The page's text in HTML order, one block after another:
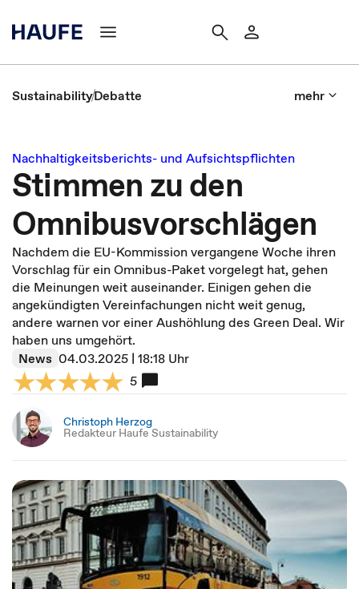
SustainabilityDebatte mehr
Nachhaltigkeitsberichts- und Aufsichtspflichten
Stimmen zu den
Omnibusvorschlägen
Nachdem die EU-Kommission vergangene Woche ihren
Vorschlag für ein Omnibus-Paket vorgelegt hat, gehen
die Meinungen weit auseinander. Einigen gehen die
angekündigten Vereinfachungen nicht weit genug,
andere warnen vor einer Aushöhlung des Green Deal. Wir
haben uns umgehört.
News 04.03.2025 | 18:18 Uhr
5
Christoph Herzog
Redakteur Haufe Sustainability